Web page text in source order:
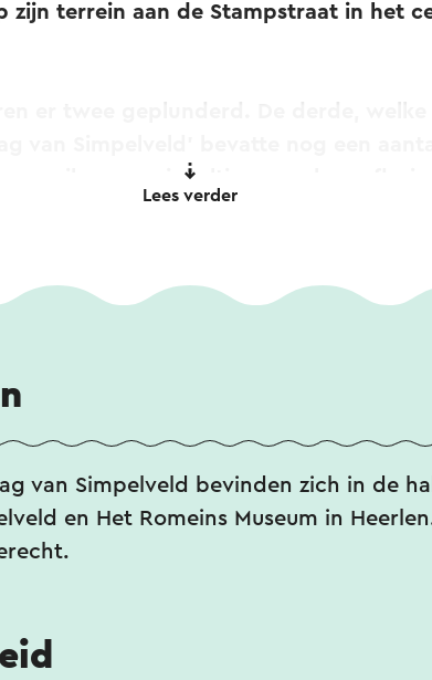
zijn terrein aan de Stampstraat in het
een zilveren spiegeltje, een glazen
Lees verder
van Simpelveld bevinden zich in de
en Het Romeins Museum in